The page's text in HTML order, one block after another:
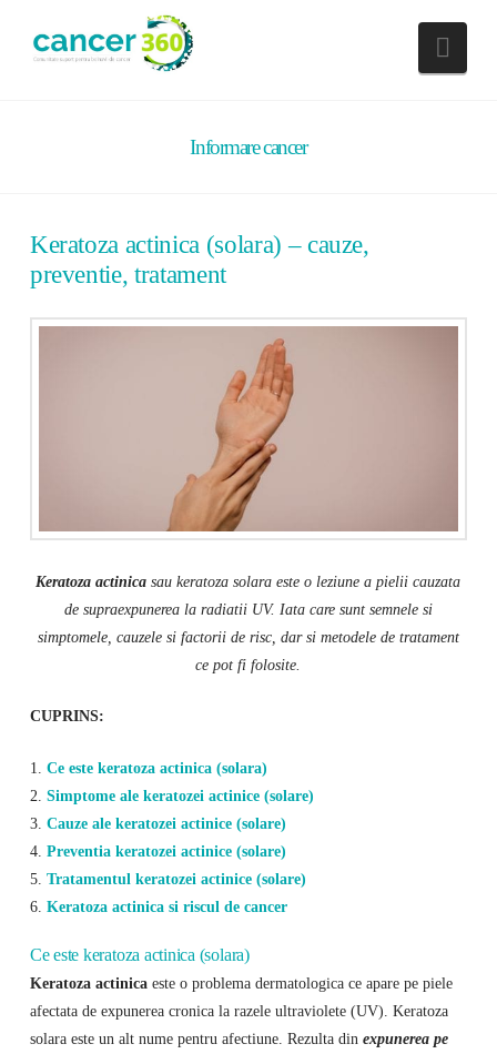
Informare cancer
Keratoza actinica (solara) – cauze,
preventie, tratament
Keratoza actinica sau keratoza solara este o leziune a pielii cauzata
de supraexpunerea la radiatii UV. Iata care sunt semnele si
simptomele, cauzele si factorii de risc, dar si metodele de tratament
ce pot fi folosite.
CUPRINS:
1.
Ce este keratoza actinica (solara)
2. Simptome ale keratozei actinice (solare)
3. Cauze ale keratozei actinice (solare)
4. Preventia keratozei actinice (solare)
5. Tratamentul keratozei actinice (solare)
6. Keratoza actinica si riscul de cancer
Ce este keratoza actinica (solara)
Keratoza actinicaeste o problema dermatologica ce apare pe piele
afectata de expunerea cronica la razele ultraviolete (UV). Keratoza
solara este un alt nume pentru afectiune. Rezulta din expunerea pe